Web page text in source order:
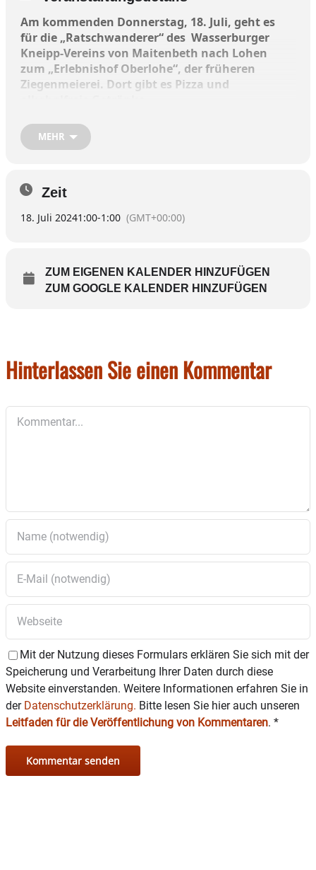
Am kommenden Donnerstag, 18. Juli, geht es
für die „Ratschwanderer“ des Wasserburger
Kneipp-Vereins von Maitenbeth nach Lohen
zum „Erlebnishof Oberlohe“, der früheren
Ziegenmeierei. Dort gibt es Pizza und
Die einfache Strecke beträgt circa 3,5
Kilometer, geht fast den gesamten Weg durch
vor Sonne. Um den Rückweg nicht mehr
gehen zu müssen, wird ein Auto in Lohen
stehen gelassen.
anmelden.
MEHR
Zeit
18. Juli 20241:00-1:00 (GMT+00:00)
ZUM EIGENEN KALENDER HINZUFÜGEN
ZUM GOOGLE KALENDER HINZUFÜGEN
Hinterlassen Sie einen Kommentar
Mit der Nutzung dieses Formulars erklären Sie sich mit der
Speicherung und Verarbeitung Ihrer Daten durch diese
Website einverstanden. Weitere Informationen erfahren Sie in
der Datenschutzerklärung. Bitte lesen Sie hier auch unseren
Leitfaden für die Veröffentlichung von Kommentaren. *